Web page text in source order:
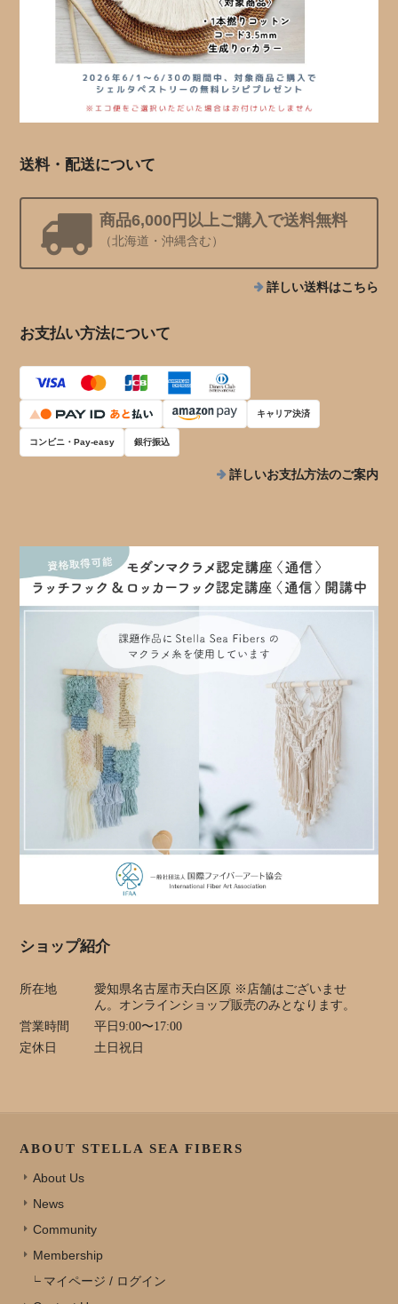
送料・配送について
商品6,000円以上ご購入で送料無料
（北海道・沖縄含む）
詳しい送料はこちら
お支払い方法について
キャリア決済
コンビニ・Pay-easy 銀行振込
詳しいお支払方法のご案内
ショップ紹介
所在地
愛知県名古屋市天白区原 ※店舗はございませ
ん。オンラインショップ販売のみとなります。
営業時間
平日9:00〜17:00
定休日
土日祝日
ABOUT STELLA SEA FIBERS
About Us
News
Community
Membership
マイページ / ログイン